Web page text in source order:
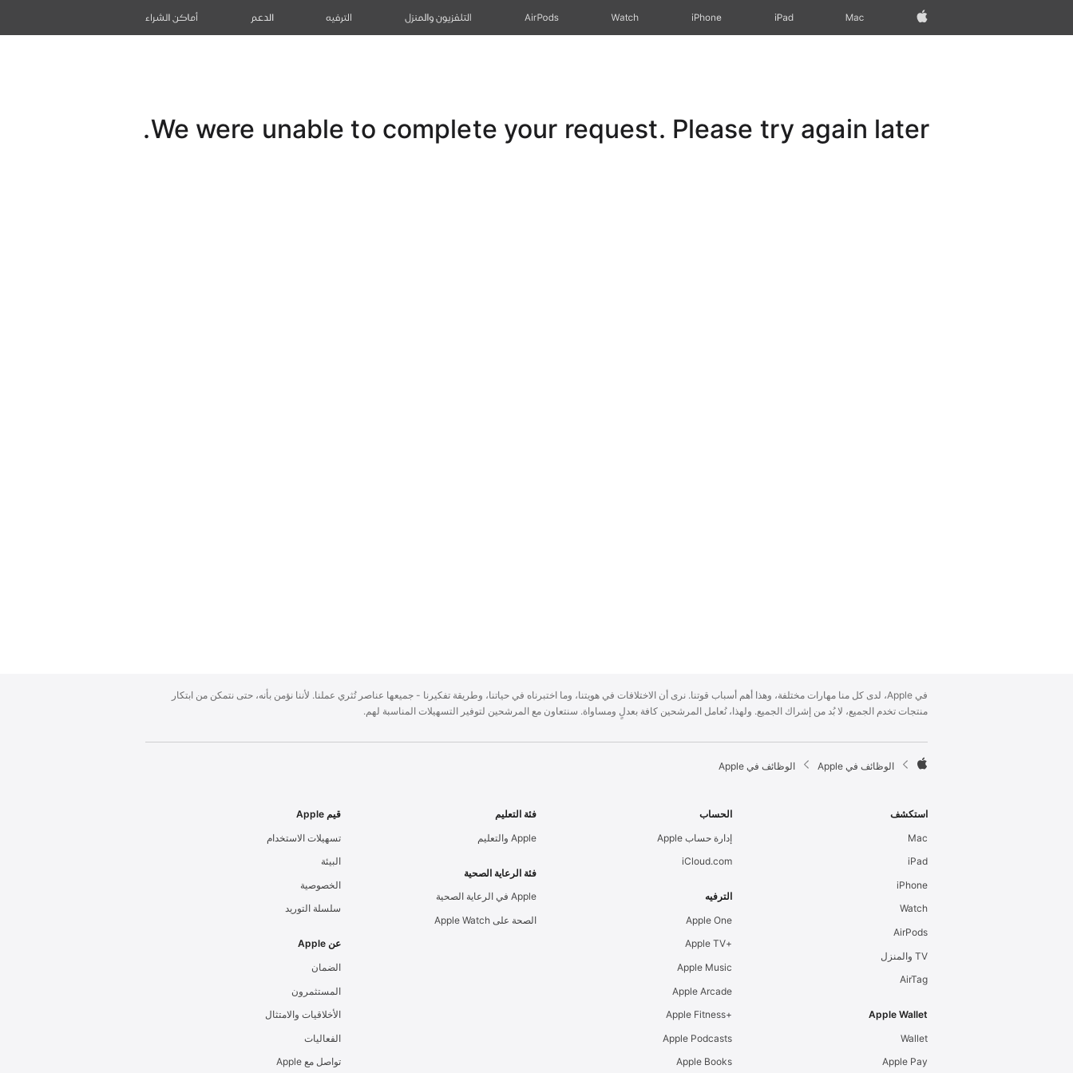
Apple‏
Mac
iPad‏
iPhone
Watch
AirPods التلفزيون والمنزل الترفيه الدعم أماكن الشراء
We were unable to complete your request. Please try again later.
p
p
e
F
t
r
في Apple، لدى كل منا مهارات مختلفة، وهذا أهم أسباب قوتنا. نرى أن الاختلافات في هويتنا، وما اختبرناه في حياتنا، وطريقة تفكيرنا - جميعها عناصر تُثري عملنا. لأننا نؤمن بأنه، حتى نتمكن من ابتكار
منتجات تخدم الجميع، لا بُد من إشراك الجميع. ولهذا، نُعامل المرشحين كافة بعدلٍ ومساواة. سنتعاون مع المرشحين لتوفير التسهيلات المناسبة لهم.

p
e
الوظائف في Apple الوظائف في Apple
استكشف
Mac
iPad
iPhone
Watch
AirPods
TV والمنزل
AirTag
Apple Wallet
Wallet
Apple Pay
الحساب
إدارة حساب Apple
iCloud.com
الترفيه
Apple One
+Apple TV
Apple Music
Apple Arcade
+Apple Fitness
Apple Podcasts
Apple Books
فئة التعليم
Apple والتعليم
فئة الرعاية الصحية
Apple في الرعاية الصحية
الصحة على Apple Watch
قيم Apple
تسهيلات الاستخدام
البيئة
الخصوصية
سلسلة التوريد
عن Apple
الضمان
المستثمرون
الأخلاقيات والامتثال
الفعاليات
تواصل مع Apple